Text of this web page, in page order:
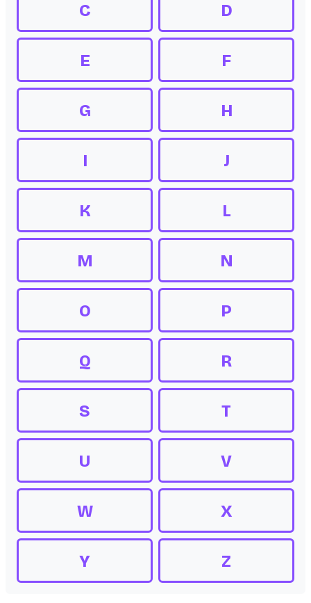
C D
E F
G H
I J
K L
M N
O P
Q R
S T
U V
W X
Y Z